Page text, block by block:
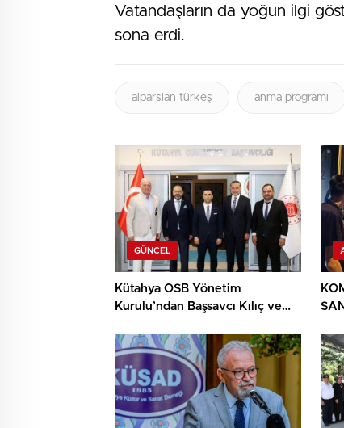
Vatandaşların da yoğun ilgi
sona erdi.
alparslan türkeş anma programı
GÜNCEL
Kütahya OSB Yönetim
Kurulu’ndan Başsavcı Kılıç ve